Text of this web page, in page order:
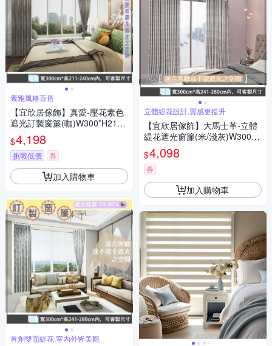
素雅風格百搭
【宜欣居傢飾】真愛-壓花素色
遮光訂製窗簾(咖)W300*H211-
240cm以內*2片/台灣製MIT
$4,198
挑戰低價 券
加入購物車
首創雙面緹花,室內外皆美觀
立體緹花設計,質感更提升
【宜欣居傢飾】大馬士革-立體
緹花遮光窗簾(米/淺灰)W300*H
241-280cm以內可指定尺寸/遮
光/摺景/落地/窗簾/台灣製MIT
$4,098
券
加入購物車